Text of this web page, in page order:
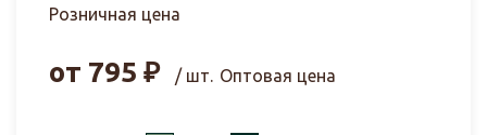
Розничная цена
от 795 ₽ / шт. Оптовая цена